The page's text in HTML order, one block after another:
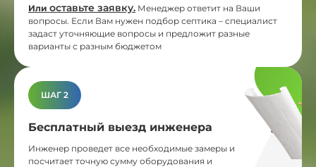
Или оставьте заявку. Менеджер ответит на Ваши
вопросы. Если Вам нужен подбор септика – специалист
задаст уточняющие вопросы и предложит разные
варианты с разным бюджетом
ШАГ 2
Бесплатный выезд инженера
Инженер проведет все необходимые замеры и
посчитает точную сумму оборудования и